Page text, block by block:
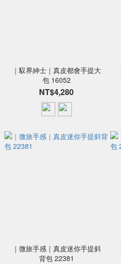
｜馭界紳士｜真皮都會手提大
包 16052
NT$4,280
｜微旅手感｜真皮迷你手提斜
背包 22381